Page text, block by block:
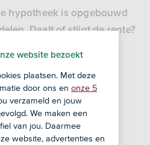
hypotheek is opgebouwd
Daalt of stijgt de rente?
welk onderdeel is
wat je betaalt en
rente-
website bezoekt
plaatsen. Met deze
door ons en onze 5
verzameld en jouw
We maken een
van jou. Daarmee
website, advertenties en